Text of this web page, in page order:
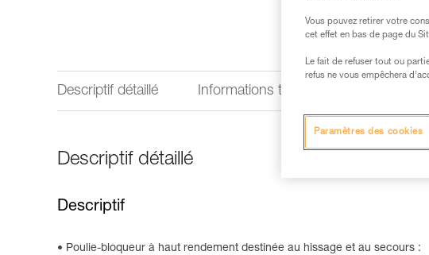
Descriptif détaillé Informations techniques
Descriptif détaillé
Descriptif
Poulie-bloqueur à haut rendement destinée au hissage et au secours :
Vous pouvez retirer votre
cet effet en bas de page du
Le fait de refuser tout ou
refus ne vous empêchera
Paramètres des cookies